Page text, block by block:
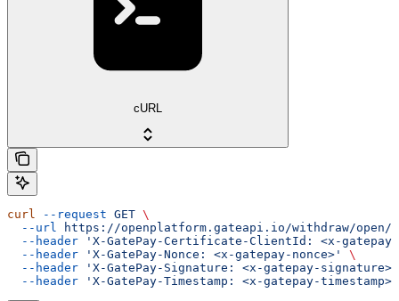
cURL
curl --request GET \
  --url
https://openplatform.gateapi.io/withdraw/
  --header
'X-GatePay-Certificate-ClientId: <x-
  --header
'X-GatePay-Nonce: <x-gatepay-nonce>'
\
  --header
'X-GatePay-Signature: <x-gatepay-signature>'
  --header
'X-GatePay-Timestamp: <x-gatepay-timestamp>'